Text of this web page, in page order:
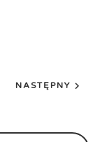
NASTĘPNY 